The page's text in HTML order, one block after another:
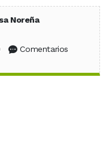
Noreña
en Facebook
en X (Twitter)
en WhatsApp
Comentarios